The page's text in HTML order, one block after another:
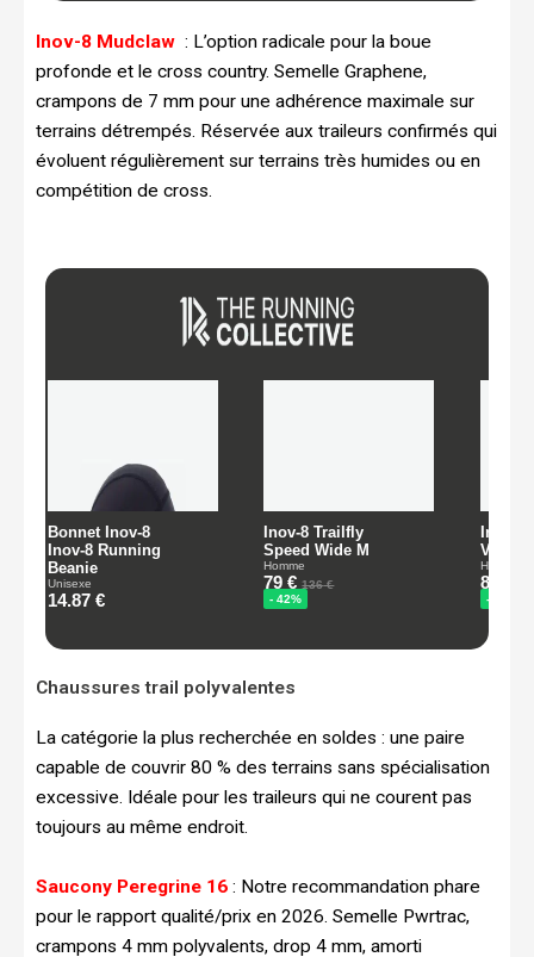
Inov-8 Mudclaw : L’option radicale pour la boue
profonde et le cross country. Semelle Graphene,
crampons de 7 mm pour une adhérence maximale sur
terrains détrempés. Réservée aux traileurs confirmés qui
évoluent régulièrement sur terrains très humides ou en
compétition de cross.
Chaussures trail polyvalentes
La catégorie la plus recherchée en soldes : une paire
capable de couvrir 80 % des terrains sans spécialisation
excessive. Idéale pour les traileurs qui ne courent pas
toujours au même endroit.
Saucony Peregrine 16 : Notre recommandation phare
pour le rapport qualité/prix en 2026. Semelle Pwrtrac,
crampons 4 mm polyvalents, drop 4 mm, amorti